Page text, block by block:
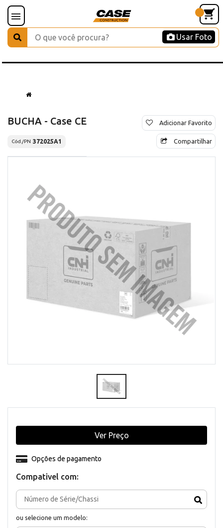
Usar Foto
BUCHA - Case CE
Cód./PN 372025A1
Adicionar Favorito
Compartilhar
Compativel com:
ou selecione um modelo:
Opções de pagamento
Ver Preço